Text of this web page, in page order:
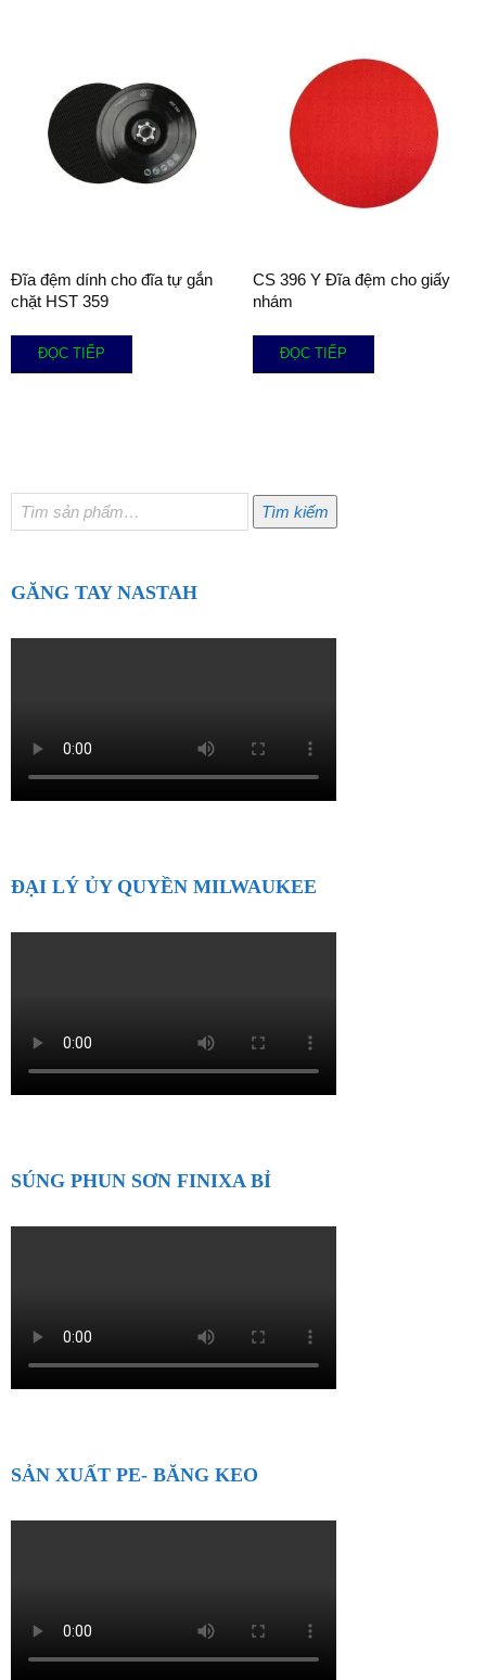
Đĩa đệm dính cho đĩa tự gắn
chặt HST 359
ĐỌC TIẾP
CS 396 Y Đĩa đệm cho giấy
nhám
ĐỌC TIẾP
Tìm
kiếm:
Tìm kiếm
GĂNG TAY NASTAH
ĐẠI LÝ ỦY QUYỀN MILWAUKEE
SÚNG PHUN SƠN FINIXA BỈ
SẢN XUẤT PE- BĂNG KEO